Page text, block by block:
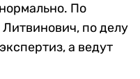
По
по делу
а ведут